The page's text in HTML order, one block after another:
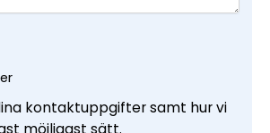
kontaktuppgifter samt hur vi
möjligast sätt.